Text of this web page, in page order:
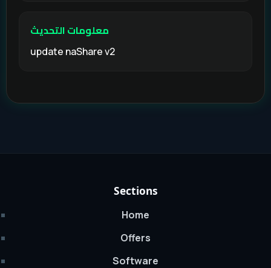
معلومات التحديث
update naShare v2
Sections
Home
Offers
Software